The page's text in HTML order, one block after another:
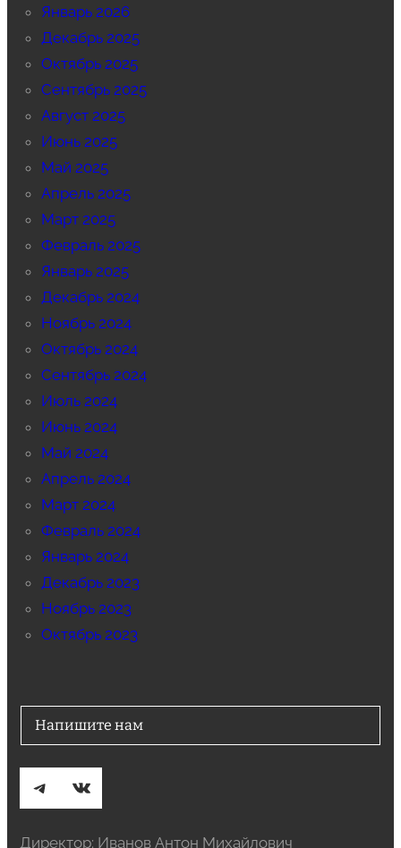
Январь 2026
Декабрь 2025
Октябрь 2025
Сентябрь 2025
Август 2025
Июнь 2025
Май 2025
Апрель 2025
Март 2025
Февраль 2025
Январь 2025
Декабрь 2024
Ноябрь 2024
Октябрь 2024
Сентябрь 2024
Июль 2024
Июнь 2024
Май 2024
Апрель 2024
Март 2024
Февраль 2024
Январь 2024
Декабрь 2023
Ноябрь 2023
Октябрь 2023
Напишите нам
Telegram ВКонтакте
Директор: Иванов Антон Михайлович